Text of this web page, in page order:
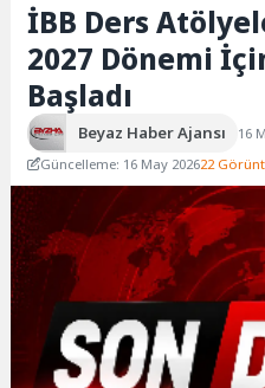
İBB Ders
2027 Dönemi
Başladı
Beyaz Haber Ajansı
16
Güncelleme: 16 May 202622